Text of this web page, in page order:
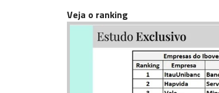
Veja o ranking